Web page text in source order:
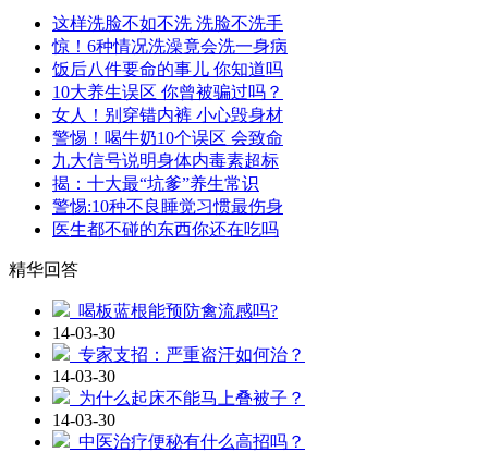
这样洗脸不如不洗 洗脸不洗手
惊！6种情况洗澡竟会洗一身病
饭后八件要命的事儿 你知道吗
10大养生误区 你曾被骗过吗？
女人！别穿错内裤 小心毁身材
警惕！喝牛奶10个误区 会致命
九大信号说明身体内毒素超标
揭：十大最“坑爹”养生常识
警惕:10种不良睡觉习惯最伤身
医生都不碰的东西你还在吃吗
精华回答
喝板蓝根能预防禽流感吗?
14-03-30
专家支招：严重盗汗如何治？
14-03-30
为什么起床不能马上叠被子？
14-03-30
中医治疗便秘有什么高招吗？